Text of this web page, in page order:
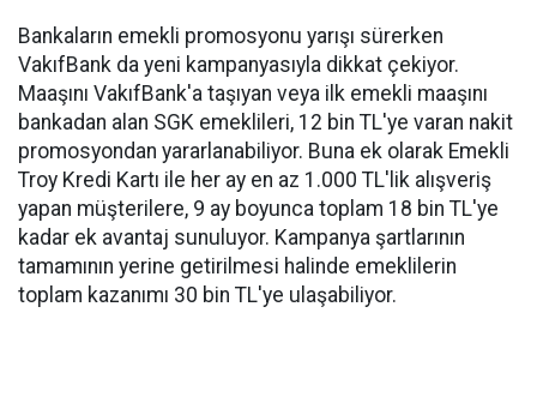
Bankaların emekli promosyonu yarışı sürerken
VakıfBank da yeni kampanyasıyla dikkat çekiyor.
Maaşını VakıfBank'a taşıyan veya ilk emekli maaşını
bankadan alan SGK emeklileri, 12 bin TL'ye varan nakit
promosyondan yararlanabiliyor. Buna ek olarak Emekli
Troy Kredi Kartı ile her ay en az 1.000 TL'lik alışveriş
yapan müşterilere, 9 ay boyunca toplam 18 bin TL'ye
kadar ek avantaj sunuluyor. Kampanya şartlarının
tamamının yerine getirilmesi halinde emeklilerin
toplam kazanımı 30 bin TL'ye ulaşabiliyor.